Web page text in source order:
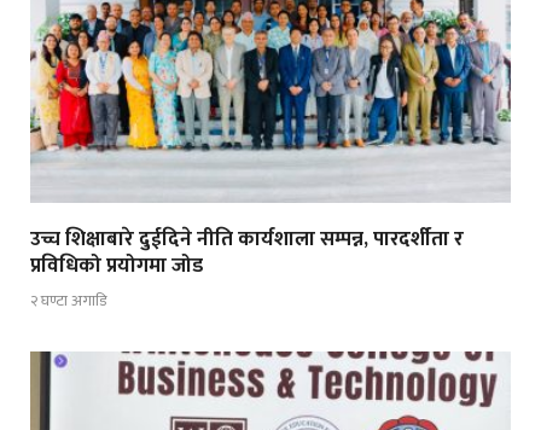
उच्च शिक्षाबारे दुईदिने नीति कार्यशाला सम्पन्न, पारदर्शीता र
प्रविधिको प्रयोगमा जोड
२ घण्टा अगाडि